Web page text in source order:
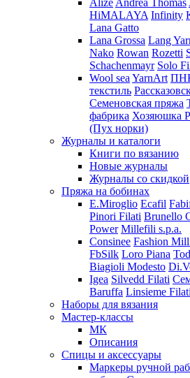
Alize Andrea Thomas
HiMALAYA Infinity
Lana Gatto
Lana Grossa Lang
Nako Rowan Rozetti
Schachenmayr Solo
Wool sea YarnArt
текстиль
Семеновская пряжа
фабрика Хозяюшка
(Пух норки)
Журналы и каталоги
Книги по вязанию
Новые журналы
Журналы со скидкой
Пряжа на бобинах
E.Miroglio Ecafil
Pinori Filati Brunello
Power Millefili s.p.a.
Consinee Fashion
FbSilk Loro Piana
Biagioli Modesto
Igea Silvedd Filati
Baruffa Linsieme Filati
Наборы для вязания
Мастер-классы
МК
Описания
Спицы и аксессуары
Маркеры ручной